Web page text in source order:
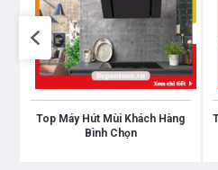
Top Máy Hút Mùi Khách Hàng
Bình Chọn